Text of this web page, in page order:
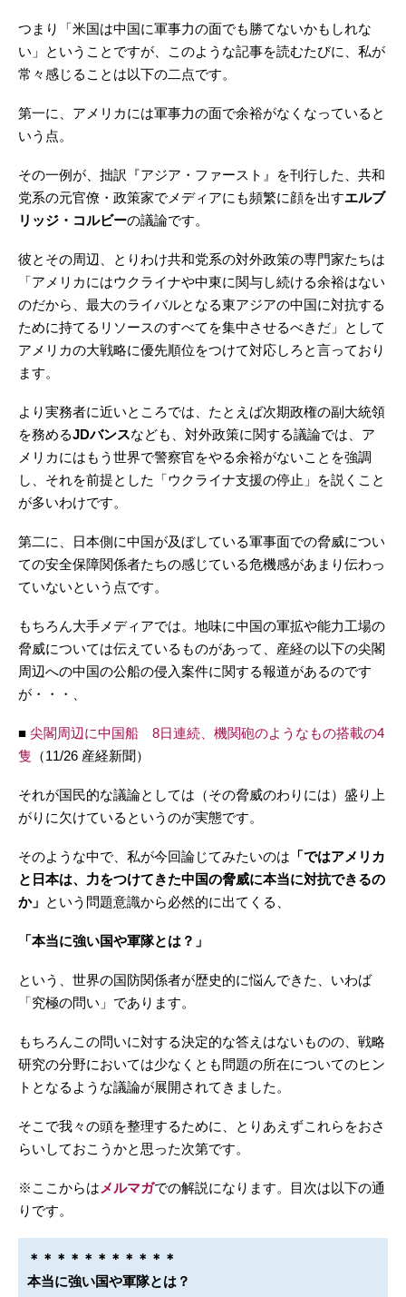
つまり「米国は中国に軍事力の面でも勝てないかもしれな
い」ということですが、このような記事を読むたびに、私が
常々感じることは以下の二点です。
第一に、アメリカには軍事力の面で余裕がなくなっていると
いう点。
その一例が、拙訳『アジア・ファースト』を刊行した、共和
党系の元官僚・政策家でメディアにも頻繁に顔を出すエルブ
リッジ・コルビーの議論です。
彼とその周辺、とりわけ共和党系の対外政策の専門家たちは
「アメリカにはウクライナや中東に関与し続ける余裕はない
のだから、最大のライバルとなる東アジアの中国に対抗する
ために持てるリソースのすべてを集中させるべきだ」として
アメリカの大戦略に優先順位をつけて対応しろと言っており
ます。
より実務者に近いところでは、たとえば次期政権の副大統領
を務めるJDバンスなども、対外政策に関する議論では、ア
メリカにはもう世界で警察官をやる余裕がないことを強調
し、それを前提とした「ウクライナ支援の停止」を説くこと
が多いわけです。
第二に、日本側に中国が及ぼしている軍事面での脅威につい
ての安全保障関係者たちの感じている危機感があまり伝わっ
ていないという点です。
もちろん大手メディアでは。地味に中国の軍拡や能力工場の
脅威については伝えているものがあって、産経の以下の尖閣
周辺への中国の公船の侵入案件に関する報道があるのです
が・・・、
■ 尖閣周辺に中国船 8日連続、機関砲のようなもの搭載の4
隻 （11/26 産経新聞）
それが国民的な議論としては（その脅威のわりには）盛り上
がりに欠けているというのが実態です。
そのような中で、私が今回論じてみたいのは 「ではアメリカ
と日本は、力をつけてきた中国の脅威に本当に対抗できるの
か」 という問題意識から必然的に出てくる、
「本当に強い国や軍隊とは？」
という、世界の国防関係者が歴史的に悩んできた、いわば
「究極の問い」であります。
もちろんこの問いに対する決定的な答えはないものの、戦略
研究の分野においては少なくとも問題の所在についてのヒン
トとなるような議論が展開されてきました。
そこで我々の頭を整理するために、とりあえずこれらをおさ
らいしておこうかと思った次第です。
※ここからは メルマガでの解説になります。目次は以下の通
りです。
＊＊＊＊＊＊＊＊＊＊＊
本当に強い国や軍隊とは？